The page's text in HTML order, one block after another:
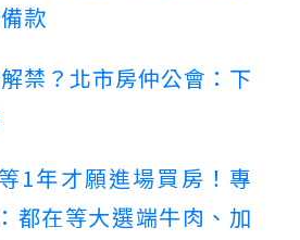
款
禁？北市房仲公會：下
1年才願進場買房！專
都在等大選端牛肉、加